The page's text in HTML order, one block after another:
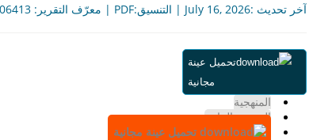
آخر تحديث :July 16, 2026 | التنسيق:PDF | معرّف التقرير: 106413
ملخص
جدول المحتويات
المنهجية
الرسوم البيانية
تحميل عينة مجانية
تحميل عينة
مجانية